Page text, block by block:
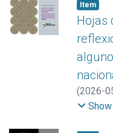
Item
Hojas
(2026-